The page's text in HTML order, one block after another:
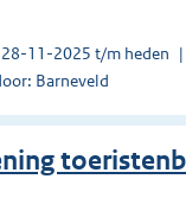
28-11-2025 t/m heden
Barneveld